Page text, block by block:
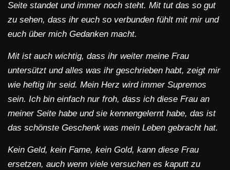
Seite standet und immer noch steht. Mit tut das so gut
zu sehen, dass ihr euch so verbunden fühlt mit mir und
euch über mich Gedanken macht.
Mit ist auch wichtig, dass ihr weiter meine Frau
untersützt und alles was ihr geschrieben habt, zeigt mir
wie heftig ihr seid. Mein Herz wird immer Supremos
sein. Ich bin einfach nur froh, dass ich diese Frau an
meiner Seite habe und sie kennengelernt habe, das ist
das schönste Geschenk was mein Leben gebracht hat.
Kein Geld, kein Fame, kein Gold, kann diese Frau
ersetzen, auch wenn viele versuchen es kaputt zu